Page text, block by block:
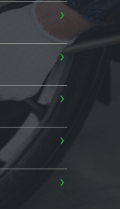
›
›
›
›
›